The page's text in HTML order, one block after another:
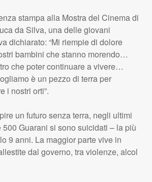
stampa alla Mostra del Cinema di
da Silva, una delle giovani
dichiarato: “Mi riempie di dolore
bambini che stanno morendo…
che poter continuare a vivere…
è un pezzo di terra per
i nostri orti”.
un futuro senza terra, negli ultimi
Guarani si sono suicidati – la più
9 anni. La maggior parte vive in
dal governo, tra violenze, alcol